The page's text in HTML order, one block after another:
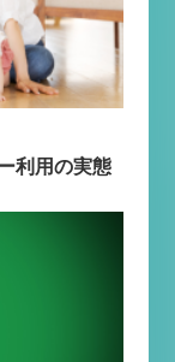
利用の実態